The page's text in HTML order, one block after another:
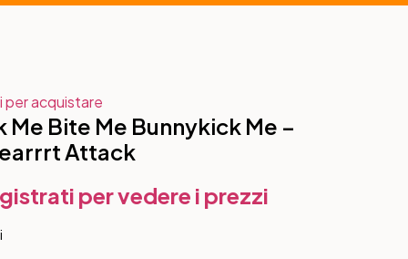
per acquistare
Me Bite Me Bunnykick Me –
Attack
per vedere i prezzi